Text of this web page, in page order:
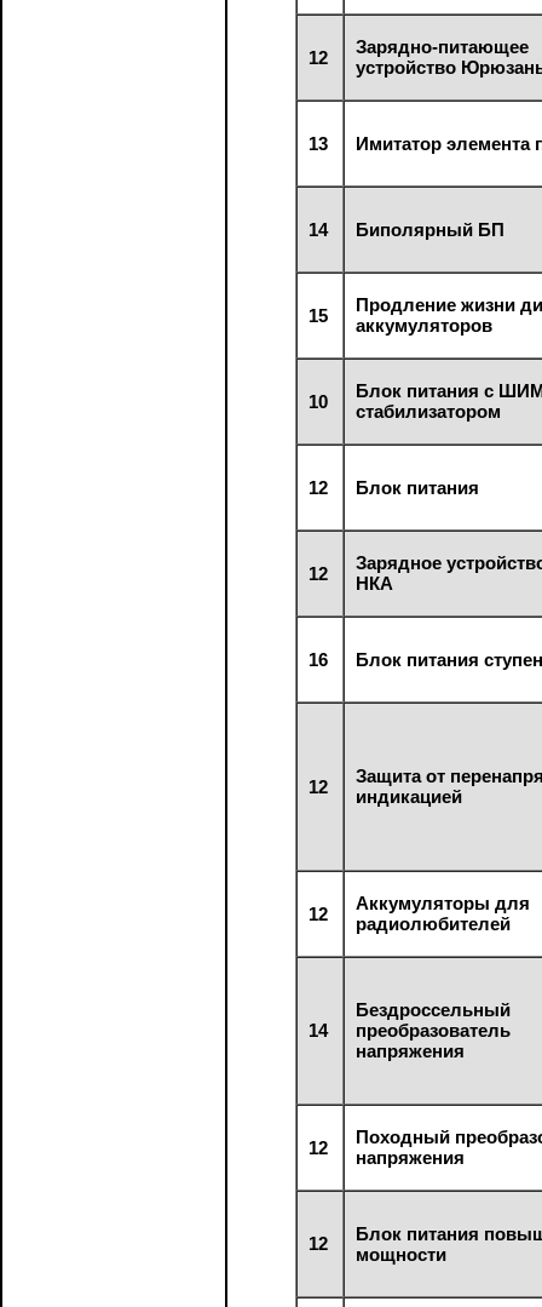
12
Зарядно-питающее
устройство
13 Имитатор элемента
14 Биполярный БП
15
Продление жизни
аккумуляторов
10
Блок питания с
стабилизатором
12 Блок питания
12
Зарядное
НКА
16 Блок питания
12
Защита от
индикацией
12
Аккумуляторы для
радиолюбителей
14
Бездроссельный
преобразователь
напряжения
12
Походный
напряжения
12
Блок питания
мощности